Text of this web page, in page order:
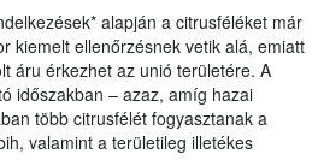
alapján a citrusféléket már
kiemelt ellenőrzésnek vetik alá, emiatt
áru érkezhet az unió területére. A
időszakban – azaz, amíg hazai
több citrusfélét fogyasztanak a
valamint a területileg illetékes